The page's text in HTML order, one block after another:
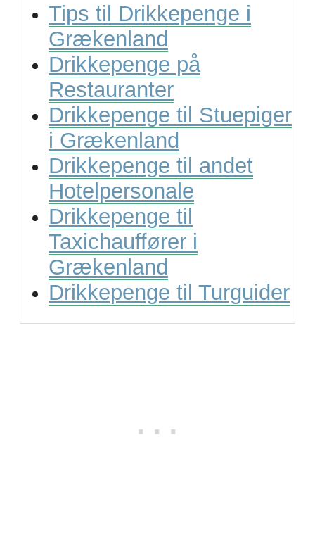
Tips til Drikkepenge i
Grækenland
Drikkepenge på
Restauranter
Drikkepenge til Stuepiger
i Grækenland
Drikkepenge til andet
Hotelpersonale
Drikkepenge til
Taxichauffører i
Grækenland
Drikkepenge til Turguider